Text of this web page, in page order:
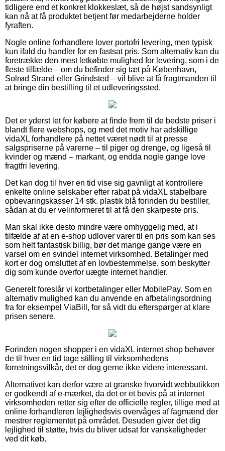
tidligere end et konkret klokkeslæt, så de højst sandsynligt
kan nå at få produktet betjent før medarbejderne holder
fyraften.
Nogle online forhandlere lover portofri levering, men typisk
kun ifald du handler for en fastsat pris. Som alternativ kan du
foretrække den mest letkøbte mulighed for levering, som i de
fleste tilfælde – om du befinder sig tæt på København,
Solrød Strand eller Grindsted – vil blive at få fragtmanden til
at bringe din bestilling til et udleveringssted.
Det er yderst let for købere at finde frem til de bedste priser i
blandt flere webshops, og med det motiv har adskillige
vidaXL forhandlere på nettet været nødt til at presse
salgspriserne på varerne – til piger og drenge, og ligeså til
kvinder og mænd – markant, og endda nogle gange love
fragtfri levering.
Det kan dog til hver en tid vise sig gavnligt at kontrollere
enkelte online selskaber efter rabat på vidaXL stabelbare
opbevaringskasser 14 stk. plastik blå forinden du bestiller,
sådan at du er velinformeret til at få den skarpeste pris.
Man skal ikke desto mindre være omhyggelig med, at i
tilfælde af at en e-shop udlover varer til en pris som kan ses
som helt fantastisk billig, bør det mange gange være en
varsel om en svindel internet virksomhed. Betalinger med
kort er dog omsluttet af en lovbestemmelse, som beskytter
dig som kunde overfor uægte internet handler.
Generelt foreslår vi kortbetalinger eller MobilePay. Som en
alternativ mulighed kan du anvende en afbetalingsordning
fra for eksempel ViaBill, for så vidt du efterspørger at klare
prisen senere.
Forinden nogen shopper i en vidaXL internet shop behøver
de til hver en tid tage stilling til virksomhedens
forretningsvilkår, det er dog gerne ikke videre interessant.
Alternativet kan derfor være at granske hvorvidt webbutikken
er godkendt af e-mærket, da det er et bevis på at internet
virksomheden retter sig efter de officielle regler, tillige med at
online forhandleren lejlighedsvis overvåges af fagmænd der
mestrer reglementet på området. Desuden giver det dig
lejlighed til støtte, hvis du bliver udsat for vanskeligheder
ved dit køb.